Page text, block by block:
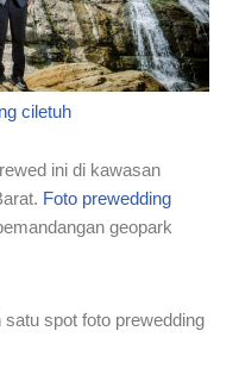
ini di kawasan
Foto prewedding
geopark
spot foto prewedding